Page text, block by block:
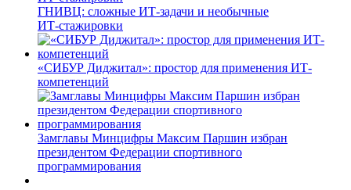
ГНИВЦ: сложные ИТ‑задачи и необычные
ИТ‑стажировки
«СИБУР Диджитал»: простор для применения ИТ-
компетенций
Замглавы Минцифры Максим Паршин избран
президентом Федерации спортивного
программирования